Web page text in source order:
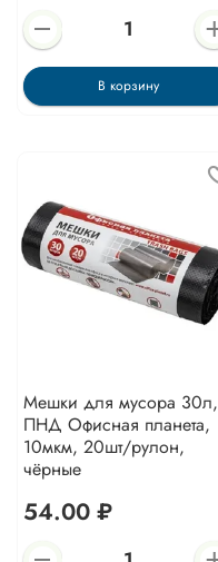
В корзину
Мешки для мусора 30л,
ПНД Офисная планета,
10мкм, 20шт/рулон,
чёрные
54.00 ₽